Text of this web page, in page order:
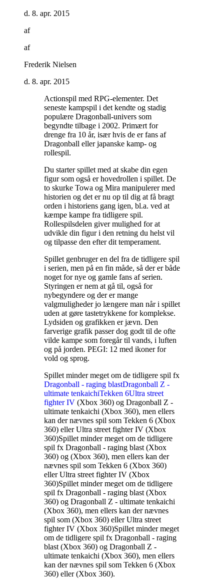
d. 8. apr. 2015
af
af
Frederik Nielsen
d. 8. apr. 2015
Actionspil med RPG-elementer. Det
seneste kampspil i det kendte og stadig
populære Dragonball-univers som
begyndte tilbage i 2002. Primært for
drenge fra 10 år, især hvis de er fans af
Dragonball eller japanske kamp- og
rollespil.
Du starter spillet med at skabe din egen
figur som også er hovedrollen i spillet. De
to skurke Towa og Mira manipulerer med
historien og det er nu op til dig at få bragt
orden i historiens gang igen, bl.a. ved at
kæmpe kampe fra tidligere spil.
Rollespilsdelen giver mulighed for at
udvikle din figur i den retning du helst vil
og tilpasse den efter dit temperament.
Spillet genbruger en del fra de tidligere spil
i serien, men på en fin måde, så der er både
noget for nye og gamle fans af serien.
Styringen er nem at gå til, også for
nybegyndere og der er mange
valgmuligheder jo længere man når i spillet
uden at gøre tastetrykkene for komplekse.
Lydsiden og grafikken er jævn. Den
farverige grafik passer dog godt til de ofte
vilde kampe som foregår til vands, i luften
og på jorden. PEGI: 12 med ikoner for
vold og sprog.
Spillet minder meget om de tidligere spil fx
Dragonball - raging blastDragonball Z -
ultimate tenkaichiTekken 6Ultra street
fighter IV (Xbox 360) og Dragonball Z -
ultimate tenkaichi (Xbox 360), men ellers
kan der nævnes spil som Tekken 6 (Xbox
360) eller Ultra street fighter IV (Xbox
360)Spillet minder meget om de tidligere
spil fx Dragonball - raging blast (Xbox
360) og (Xbox 360), men ellers kan der
nævnes spil som Tekken 6 (Xbox 360)
eller Ultra street fighter IV (Xbox
360)Spillet minder meget om de tidligere
spil fx Dragonball - raging blast (Xbox
360) og Dragonball Z - ultimate tenkaichi
(Xbox 360), men ellers kan der nævnes
spil som (Xbox 360) eller Ultra street
fighter IV (Xbox 360)Spillet minder meget
om de tidligere spil fx Dragonball - raging
blast (Xbox 360) og Dragonball Z -
ultimate tenkaichi (Xbox 360), men ellers
kan der nævnes spil som Tekken 6 (Xbox
360) eller(Xbox 360).